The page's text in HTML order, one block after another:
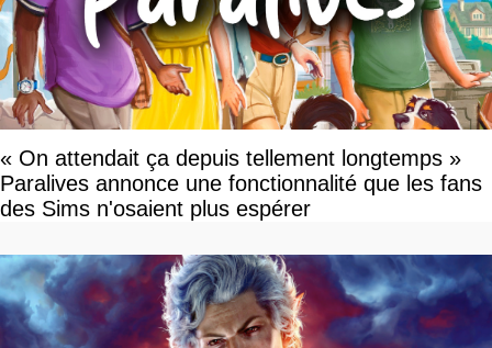
« On attendait ça depuis tellement longtemps »
Paralives annonce une fonctionnalité que les fans
des Sims n'osaient plus espérer